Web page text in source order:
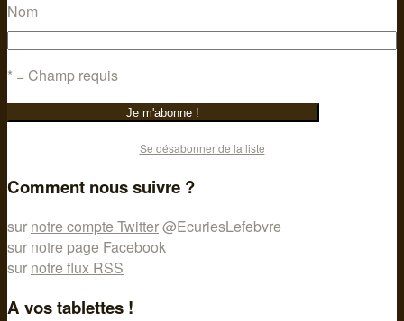
Nom
* = Champ requis
Se désabonner de la liste
Comment nous suivre ?
sur notre compte Twitter@EcuriesLefebvre
sur notre page Facebook
sur notre flux RSS
A vos tablettes !